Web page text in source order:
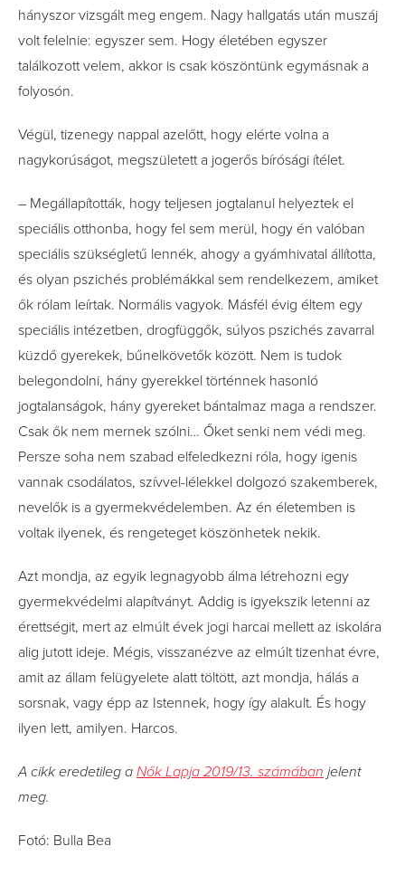
hányszor vizsgált meg engem. Nagy hallgatás után muszáj
volt felelnie: egyszer sem. Hogy életében egyszer
találkozott velem, akkor is csak köszöntünk egymásnak a
folyosón.
Végül, tizenegy nappal azelőtt, hogy elérte volna a
nagykorúságot, megszületett a jogerős bírósági ítélet.
– Megállapították, hogy teljesen jogtalanul helyeztek el
speciális otthonba, hogy fel sem merül, hogy én valóban
speciális szükségletű lennék, ahogy a gyámhivatal állította,
és olyan pszichés problémákkal sem rendelkezem, amiket
ők rólam leírtak. Normális vagyok. Másfél évig éltem egy
speciális intézetben, drogfüggők, súlyos pszichés zavarral
küzdő gyerekek, bűnelkövetők között. Nem is tudok
belegondolni, hány gyerekkel történnek hasonló
jogtalanságok, hány gyereket bántalmaz maga a rendszer.
Csak ők nem mernek szólni… Őket senki nem védi meg.
Persze soha nem szabad elfeledkezni róla, hogy igenis
vannak csodálatos, szívvel-lélekkel dolgozó szakemberek,
nevelők is a gyermekvédelemben. Az én életemben is
voltak ilyenek, és rengeteget köszönhetek nekik.
Azt mondja, az egyik legnagyobb álma létrehozni egy
gyermekvédelmi alapítványt. Addig is igyekszik letenni az
érettségit, mert az elmúlt évek jogi harcai mellett az iskolára
alig jutott ideje. Mégis, visszanézve az elmúlt tizenhat évre,
amit az állam felügyelete alatt töltött, azt mondja, hálás a
sorsnak, vagy épp az Istennek, hogy így alakult. És hogy
ilyen lett, amilyen. Harcos.
A cikk eredetileg a Nők Lapja 2019/13. számában jelent
meg.
Fotó: Bulla Bea